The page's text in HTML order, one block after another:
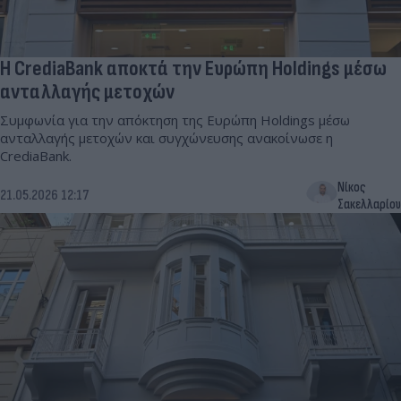
Η CrediaBank αποκτά την Ευρώπη Holdings μέσω
ανταλλαγής μετοχών
Συμφωνία για την απόκτηση της Ευρώπη Holdings μέσω
ανταλλαγής μετοχών και συγχώνευσης ανακοίνωσε η
CrediaBank.
21.05.2026 12:17
Νίκος
Σακελλαρίου